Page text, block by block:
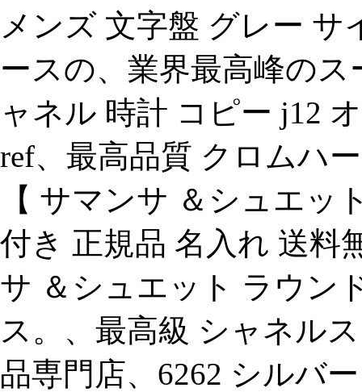
メンズ 文字盤 グレー
ースの、業界最高峰の
ャネル 時計 コピー j12
ref、最高品質 クロムハ
【 サマンサ ＆シュエッ
付き 正規品 名入れ 送料
サ ＆シュエット ラウン
ス。、最高級 シャネル
品専門店、6262 シルバ